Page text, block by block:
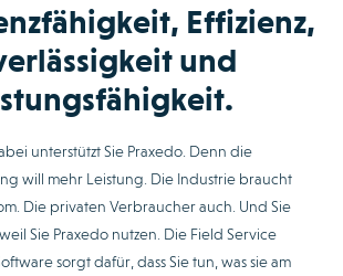
Effizienz,
und
unterstützt Sie Praxedo. Denn die
will mehr Leistung. Die Industrie braucht
Die privaten Verbraucher auch. Und Sie
Sie Praxedo nutzen. Die Field Service
sorgt dafür, dass Sie tun, was sie am